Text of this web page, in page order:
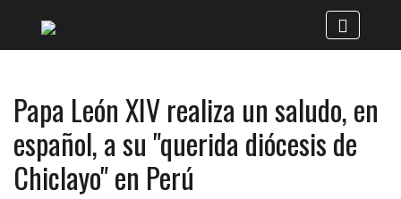
Papa León XIV realiza un saludo, en
español, a su "querida diócesis de
Chiclayo" en Perú